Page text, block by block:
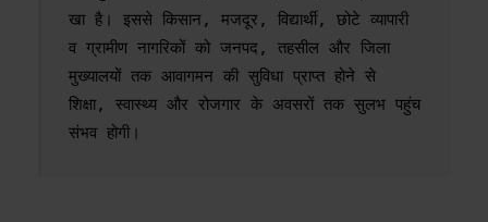
खा है। इससे किसान, मजदूर, विद्यार्थी, छोटे व्यापारी
व ग्रामीण नागरिकों को जनपद, तहसील और जिला
मुख्यालयों तक आवागमन की सुविधा प्राप्त होने से
शिक्षा, स्वास्थ्य और रोजगार के अवसरों तक सुलभ पहुंच
संभव होगी।